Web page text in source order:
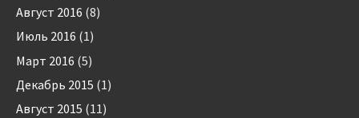
Август 2016 (8)
Июль 2016 (1)
Март 2016 (5)
Декабрь 2015 (1)
Август 2015 (11)